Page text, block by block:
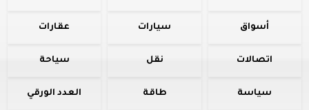
أسواق سيارات عقارات
اتصالات نقل سياحة
سياسة طاقة العدد الورقي